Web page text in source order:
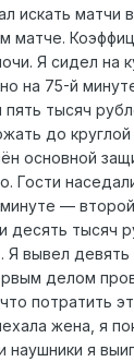
искать матчи
матче.
Я сидел
на 75-й
тысяч
до
основной
Гости
—
десять тысяч
вывел девять
делом
потратить
жена, я
наушники я